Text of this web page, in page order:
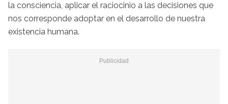
la consciencia, aplicar el raciocinio a las decisiones que
nos corresponde adoptar en el desarrollo de nuestra
existencia humana.